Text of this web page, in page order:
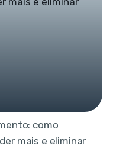
como
mais e eliminar